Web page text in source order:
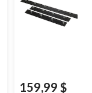
159,99 $